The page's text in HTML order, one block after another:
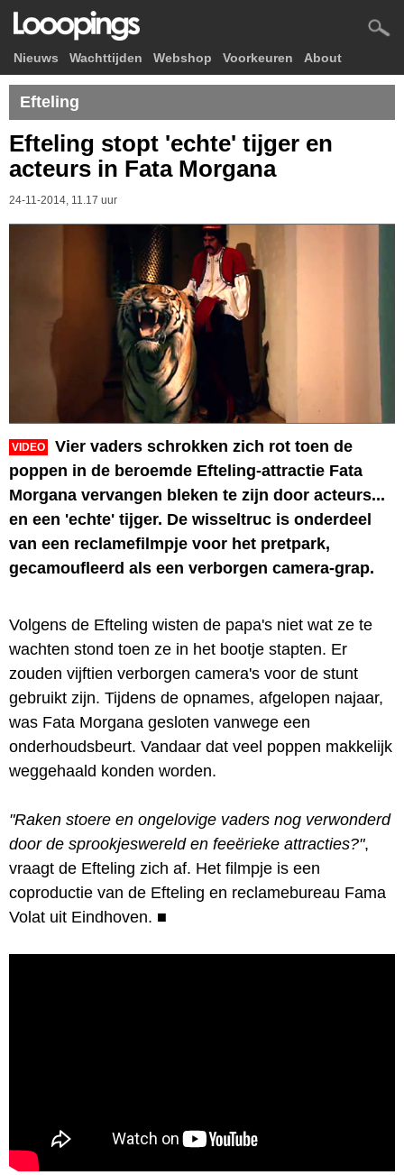
Nieuws Wachttijden Webshop Voorkeuren About
Efteling
Efteling stopt 'echte' tijger en
acteurs in Fata Morgana
24-11-2014, 11.17 uur
VIDEO
Vier vaders schrokken zich rot toen de
poppen in de beroemde Efteling-attractie Fata
Morgana vervangen bleken te zijn door acteurs...
en een 'echte' tijger. De wisseltruc is onderdeel
van een reclamefilmpje voor het pretpark,
gecamoufleerd als een verborgen camera-grap.
Volgens de Efteling wisten de papa's niet wat ze te
wachten stond toen ze in het bootje stapten. Er
zouden vijftien verborgen camera's voor de stunt
gebruikt zijn. Tijdens de opnames, afgelopen najaar,
was Fata Morgana gesloten vanwege een
onderhoudsbeurt. Vandaar dat veel poppen makkelijk
weggehaald konden worden.
"Raken stoere en ongelovige vaders nog verwonderd
door de sprookjeswereld en feeërieke attracties?",
vraagt de Efteling zich af. Het filmpje is een
coproductie van de Efteling en reclamebureau Fama
Volat uit Eindhoven. ■